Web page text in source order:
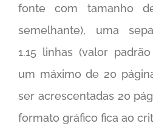
fonte com tamanho
semelhante), uma
1.15 linhas (valor
um máximo de 20
ser acrescentadas 20
formato gráfico fica ao